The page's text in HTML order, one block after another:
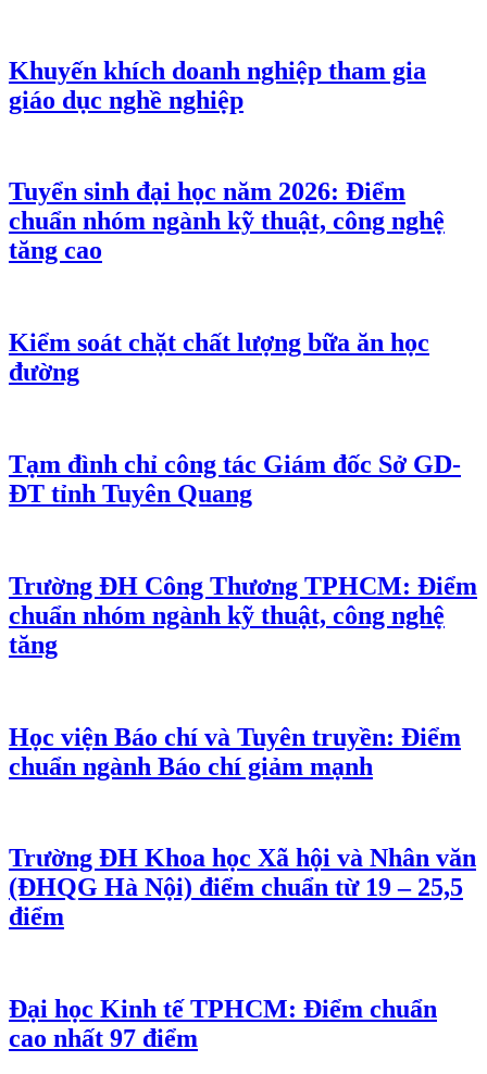
Khuyến khích doanh nghiệp tham gia
giáo dục nghề nghiệp
Tuyển sinh đại học năm 2026: Điểm
chuẩn nhóm ngành kỹ thuật, công nghệ
tăng cao
Kiểm soát chặt chất lượng bữa ăn học
đường
Tạm đình chỉ công tác Giám đốc Sở GD-
ĐT tỉnh Tuyên Quang
Trường ĐH Công Thương TPHCM: Điểm
chuẩn nhóm ngành kỹ thuật, công nghệ
tăng
Học viện Báo chí và Tuyên truyền: Điểm
chuẩn ngành Báo chí giảm mạnh
Trường ĐH Khoa học Xã hội và Nhân văn
(ĐHQG Hà Nội) điểm chuẩn từ 19 – 25,5
điểm
Đại học Kinh tế TPHCM: Điểm chuẩn
cao nhất 97 điểm